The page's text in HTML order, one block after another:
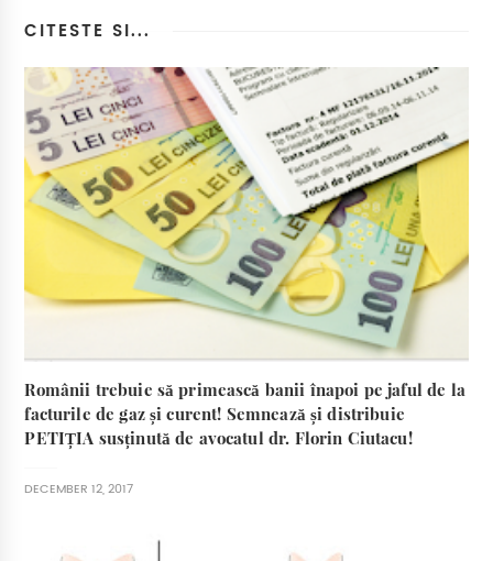
CITESTE SI...
Românii trebuie să primească banii înapoi pe jaful de la
facturile de gaz și curent! Semnează și distribuie
PETIȚIA susținută de avocatul dr. Florin Ciutacu!
DECEMBER 12, 2017